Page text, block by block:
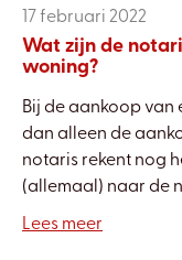
17 februari 2022
Wat zijn de
woning?
Bij de aankoop van
dan alleen de
notaris rekent nog
(allemaal) naar de n
Lees meer